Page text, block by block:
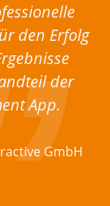
den Erfolg
der
App.
GmbH